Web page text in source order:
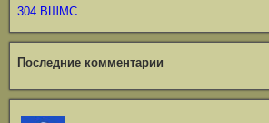
304 ВШМС
Последние комментарии